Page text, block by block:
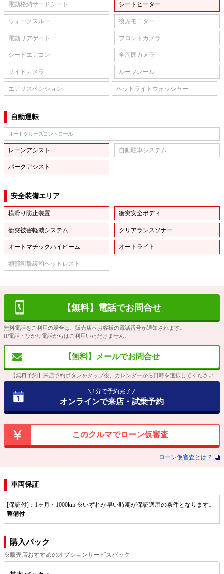
電動格納サードシート シートヒーター
ウォークスルー 後席モニター
電動リアゲート フロントカメラ
シートエアコン 全周囲カメラ
サイドカメラ ルーフレール
エアサスペンション ヘッドライトウォッシャー
自動運転
オートクルーズコントロール
レーンアシスト 自動駐車システム
パークアシスト
安全装備エリア
横滑り防止装置 衝突安全ボディ
衝突被害軽減システム クリアランスソナー
オートマチックハイビーム オートライト
頸部衝撃緩和ヘッドレスト
【無料】電話でお問合せ
無料電話をご利用の場合は、販売店へお客様の電話番号が通知されます。
IP電話・ひかり電話からはご利用いただけません。
【無料】メールでお問合せ
【無料予約】来店予約ボタンをタップ後、カレンダーから日時を選択してください
1分で予約完了
オンラインで来店・試乗予約
このクルマでローン仮審査
ローン仮審査とは？
車両保証
[保証付]：1ヶ月・1000km ※いずれか早い時期が保証適用の条件となります。
整備付
購入パック
※販売店おすすめのオプションサービスパック